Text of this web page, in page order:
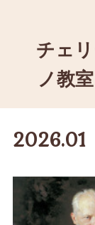
チェ
ノ教
2026.01